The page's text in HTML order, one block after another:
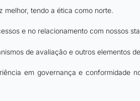
melhor, tendo a ética como norte.
e no relacionamento com nossos
de avaliação e outros elementos
em governança e conformidade